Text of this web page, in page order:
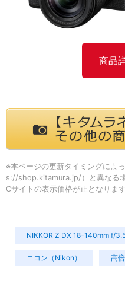
商品
※本ページの更新タイミングによ
s://shop.kitamura.jp/ ）と異なる
Cサイトの表示価格が正となりま
NIKKOR Z DX 18-140mm f/
ニコン（Nikon） 高